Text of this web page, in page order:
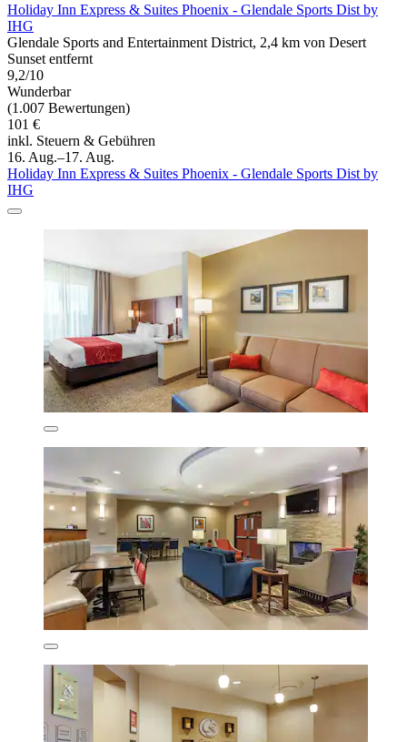
Holiday Inn Express & Suites Phoenix - Glendale Sports Dist by
IHG
Glendale Sports and Entertainment District, 2,4 km von Desert
Sunset entfernt
9,2/10
Wunderbar
(1.007 Bewertungen)
101 €
inkl. Steuern & Gebühren
16. Aug.–17. Aug.
Holiday Inn Express & Suites Phoenix - Glendale Sports Dist by
IHG